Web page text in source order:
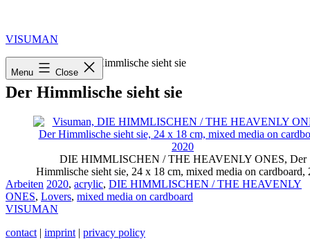
content
VISUMAN
Menu Close
Home »2020 Der Himmlische sieht sie
Der Himmlische sieht sie
DIE HIMMLISCHEN / THE HEAVENLY ONES, Der
Himmlische sieht sie, 24 x 18 cm, mixed media on cardboard,
Categorized
as
Arbeiten Tagged
2020, acrylic, DIE HIMMLISCHEN / THE HEAVENLY
ONES, Lovers, mixed media on cardboard
VISUMAN
contact | imprint | privacy policy